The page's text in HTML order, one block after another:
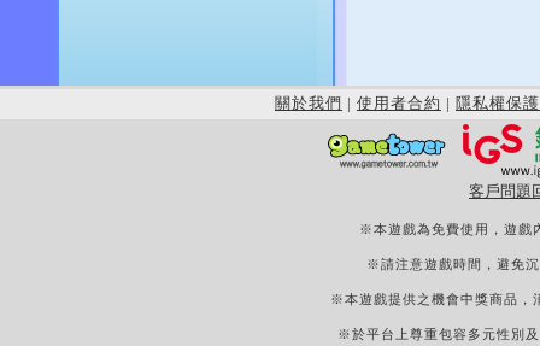
關於我們 | 使用者合約 | 隱私權保護
客戶問題
※本遊戲為免費使用，遊戲
※請注意遊戲時間，避免
※本遊戲提供之機會中獎商品，
※於平台上尊重包容多元性別